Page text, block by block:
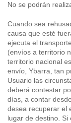
No se podrán
Cuando sea
causa que esté
ejecuta el
(envíos a territorio
territorio nacional
envío, Ybarra, tan
Usuario las
deberá contestar
días, a contar
desea recuperar el
lugar de destino. Si